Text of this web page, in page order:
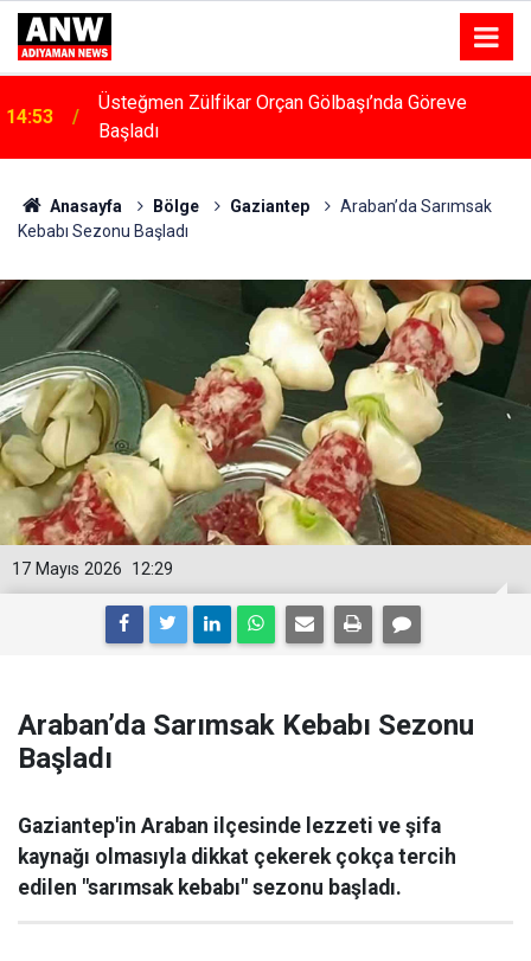
14:53
Üsteğmen Zülfikar Orçan Gölbaşı’nda Göreve
Başladı
14:48
Menfeze Çarpan Araç Sürücüsü Yaralandı
Anasayfa Bölge Gaziantep
Araban’da Sarımsak
Kebabı Sezonu Başladı
12:29
17 Mayıs 2026
Araban’da Sarımsak Kebabı Sezonu
Başladı
Gaziantep'in Araban ilçesinde lezzeti ve şifa
kaynağı olmasıyla dikkat çekerek çokça tercih
edilen "sarımsak kebabı" sezonu başladı.